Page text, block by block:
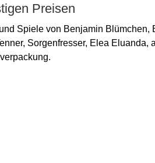
Preisen
Spiele von Benjamin Blümchen,
Sorgenfresser, Elea Eluanda,